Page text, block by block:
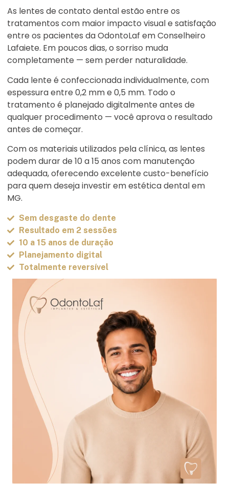
As lentes de contato dental estão entre os
tratamentos com maior impacto visual e satisfação
entre os pacientes da OdontoLaf em Conselheiro
Lafaiete. Em poucos dias, o sorriso muda
completamente — sem perder naturalidade.
Cada lente é confeccionada individualmente, com
espessura entre 0,2 mm e 0,5 mm. Todo o
tratamento é planejado digitalmente antes de
qualquer procedimento — você aprova o resultado
antes de começar.
Com os materiais utilizados pela clínica, as lentes
podem durar de 10 a 15 anos com manutenção
adequada, oferecendo excelente custo-benefício
para quem deseja investir em estética dental em
MG.
Sem desgaste do dente
Resultado em 2 sessões
10 a 15 anos de duração
Planejamento digital
Totalmente reversível